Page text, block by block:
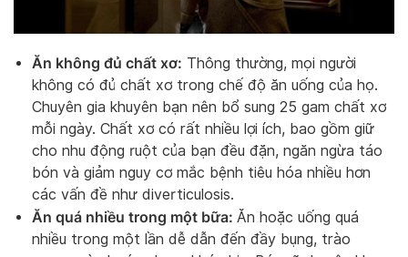
Ăn không đủ chất xơ: Thông thường, mọi người
không có đủ chất xơ trong chế độ ăn uống của họ.
Chuyên gia khuyên bạn nên bổ sung 25 gam chất xơ
mỗi ngày. Chất xơ có rất nhiều lợi ích, bao gồm giữ
cho nhu động ruột của bạn đều đặn, ngăn ngừa táo
bón và giảm nguy cơ mắc bệnh tiêu hóa nhiều hơn
các vấn đề như diverticulosis.
Ăn quá nhiều trong một bữa: Ăn hoặc uống quá
nhiều trong một lần dễ dẫn đến đầy bụng, trào